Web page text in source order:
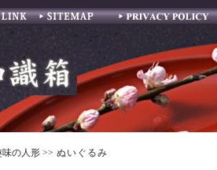
サイトマップ
の人形 >> ぬいぐるみ